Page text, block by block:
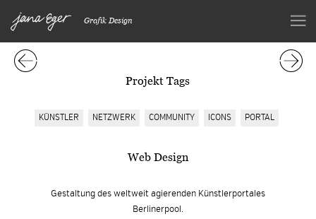
Grafik Design
Projekt Tags
KÜNSTLER NETZWERK COMMUNITY ICONS PORTAL
Web Design
Gestaltung des weltweit agierenden Künstlerportales
Berlinerpool.